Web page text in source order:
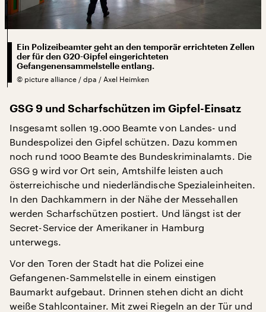
Ein Polizeibeamter geht an den temporär errichteten Zellen
der für den G20-Gipfel eingerichteten
Gefangenensammelstelle entlang.
© picture alliance / dpa / Axel Heimken
GSG 9 und Scharfschützen im Gipfel-Einsatz
Insgesamt sollen 19.000 Beamte von Landes- und
Bundespolizei den Gipfel schützen. Dazu kommen
noch rund 1000 Beamte des Bundeskriminalamts. Die
GSG 9 wird vor Ort sein, Amtshilfe leisten auch
österreichische und niederländische Spezialeinheiten.
In den Dachkammern in der Nähe der Messehallen
werden Scharfschützen postiert. Und längst ist der
Secret-Service der Amerikaner in Hamburg
unterwegs.
Vor den Toren der Stadt hat die Polizei eine
Gefangenen-Sammelstelle in einem einstigen
Baumarkt aufgebaut. Drinnen stehen dicht an dicht
weiße Stahlcontainer. Mit zwei Riegeln an der Tür und